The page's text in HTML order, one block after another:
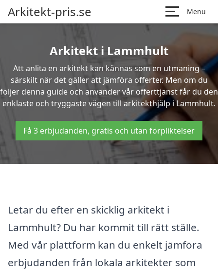
Arkitekt-pris.se Menu
Arkitekt i Lammhult
Att anlita en arkitekt kan kännas som en utmaning –
särskilt när det gäller att jämföra offerter. Men om du
följer denna guide och använder vår offerttjänst får du den
enklaste och tryggaste vägen till arkitekthjälp i Lammhult.
Få 3 erbjudanden, gratis och utan förpliktelser
Letar du efter en skicklig arkitekt i
Lammhult? Du har kommit till rätt ställe.
Med vår plattform kan du enkelt jämföra
erbjudanden från lokala arkitekter som